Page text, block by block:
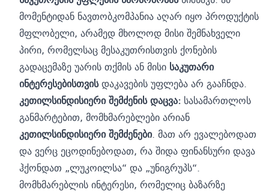
მომენტიდან ნავთობკომპანია აღარ იყო პროდუქტის
მფლობელი, არამედ მხოლოდ მისი შემნახველი
პირი, რომელსაც მესაკუთრისთვის ქონების
გადაცემაზე უარის თქმის ან მისი საკუთარი
ინტერესებისთვისდაკავების უფლება არ გააჩნდა.
კეთილსინდისიერი შემძენის დაცვა: სასამართლოს
განმარტებით, მომხმარებლები არიან
კეთილსინდისიერი შემძენები. მათ არ ევალებოდათ
და ვერც ეცოდინებოდათ, რა შიდა ფინანსური დავა
ჰქონდათ „ლუკოილსა“ და „უნიგრუპს“.
მომხმარებლის ინტერესი, რომელიც ბაზარზე